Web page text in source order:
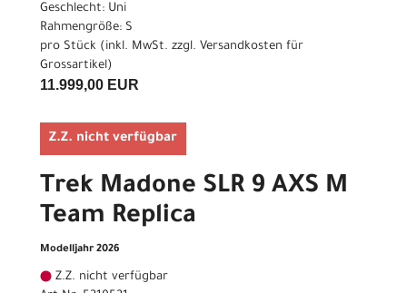
Geschlecht: Uni
Rahmengröße: S
pro Stück (inkl. MwSt. zzgl. Versandkosten für
Grossartikel)
11.999,00 EUR
Z.Z. nicht verfügbar
Trek Madone SLR 9 AXS M
Team Replica
Modelljahr 2026
Z.Z. nicht verfügbar